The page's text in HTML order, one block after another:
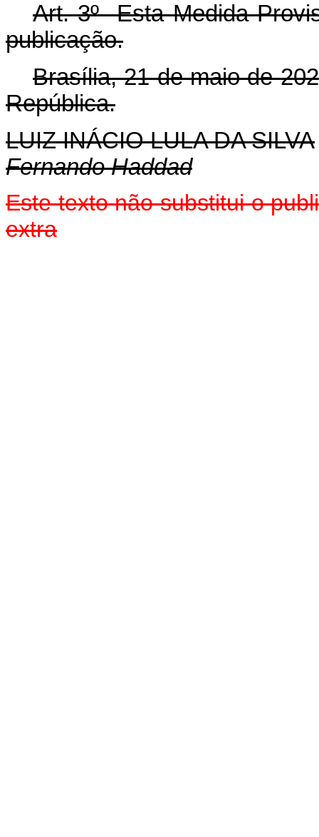
Art. 3º Esta Medida
publicação.
Brasília, 21 de maio de
República.
LUIZ INÁCIO LULA DA SILVA
Fernando Haddad
Este texto não substitui o
extra